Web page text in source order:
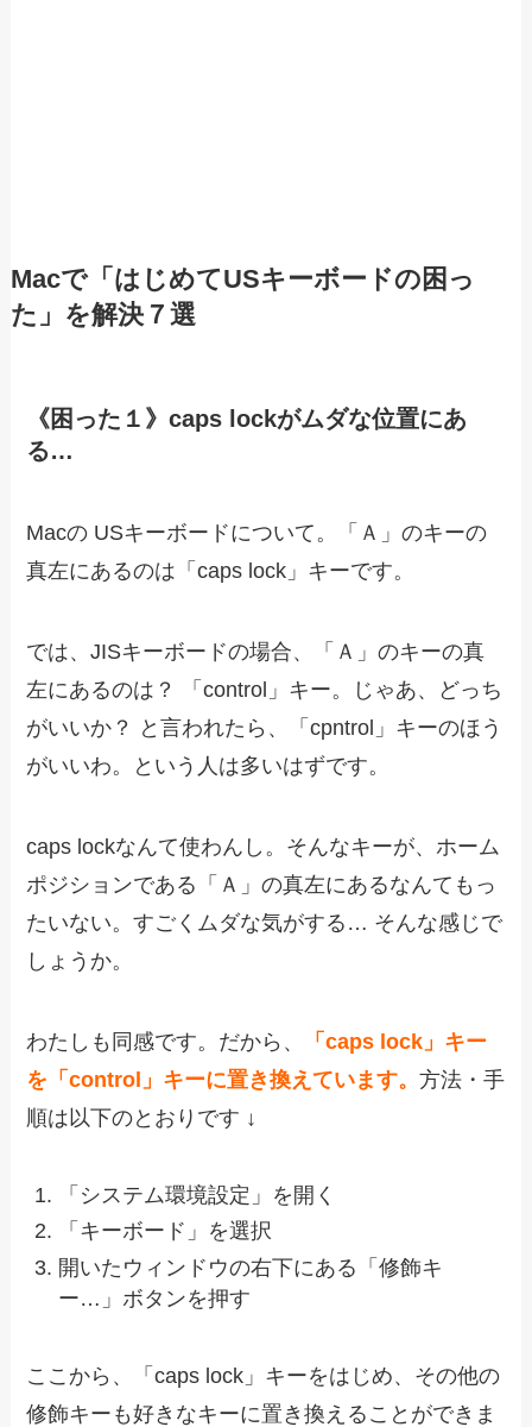
Macで「はじめてUSキーボードの困っ
た」を解決７選
《困った１》caps lockがムダな位置にあ
る…
Macの USキーボードについて。「Ａ」のキーの
真左にあるのは「caps lock」キーです。
では、JISキーボードの場合、「Ａ」のキーの真
左にあるのは？ 「control」キー。じゃあ、どっち
がいいか？ と言われたら、「cpntrol」キーのほう
がいいわ。という人は多いはずです。
caps lockなんて使わんし。そんなキーが、ホーム
ポジションである「Ａ」の真左にあるなんてもっ
たいない。すごくムダな気がする… そんな感じで
しょうか。
わたしも同感です。だから、
「caps lock」キー
を「control」キーに置き換えています。方法・手
順は以下のとおりです ↓
「システム環境設定」を開く
「キーボード」を選択
開いたウィンドウの右下にある「修飾キ
ー…」ボタンを押す
ここから、「caps lock」キーをはじめ、その他の
修飾キーも好きなキーに置き換えることができま